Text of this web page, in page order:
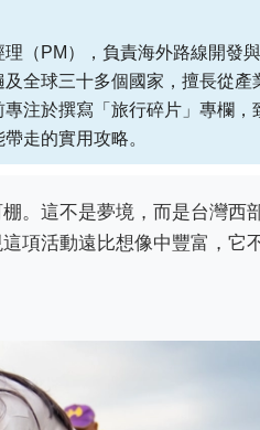
（PM），負責海外路線開發與
全球三十多個國家，擅長從產
注於撰寫「旅行碎片」專欄，
走的實用攻略。
。這不是夢境，而是台灣西
項活動遠比想像中豐富，它